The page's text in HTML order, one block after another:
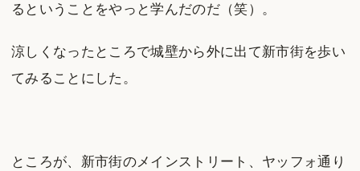
るということをやっと学んだのだ（笑）。
涼しくなったところで城壁から外に出て新市街を歩い
てみることにした。
ところが、新市街のメインストリート、ヤッフォ通り